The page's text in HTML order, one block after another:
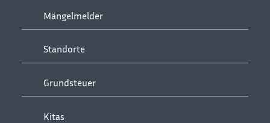
Mängelmelder
Standorte
Grundsteuer
Kitas